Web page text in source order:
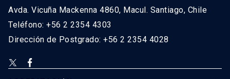
Avda. Vicuña Mackenna 4860, Macul. Santiago, Chile
Teléfono: +56 2 2354 4303
Dirección de Postgrado: +56 2 2354 4028